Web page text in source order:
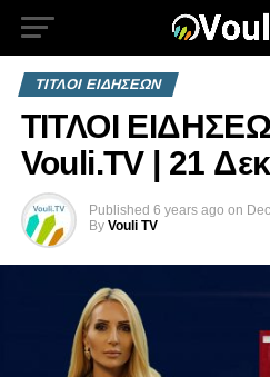
ΤΙΤΛΟΙ ΕΙΔΗΣΕΩΝ
ΤΙΤΛΟΙ
Vouli.TV | 21
Published 6 years ago on
By Vouli TV